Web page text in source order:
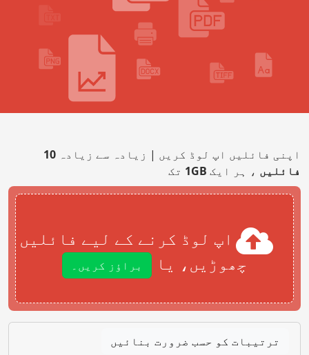
اپنی فائلیں اپ لوڈ کریں | زیادہ سے زیادہ 10
فائلیں ، ہر ایک 1GB تک
اپ لوڈ کرنے کے لیے فائلیں
چھوڑیں، یا
براؤز کریں۔
ترتیبات کو حسب ضرورت بنائیں